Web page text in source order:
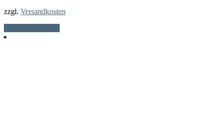
zzgl. Versandkosten